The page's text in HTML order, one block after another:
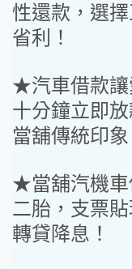
性還款，選
省利！
★汽車借款讓
十分鐘立即
當舖傳統印
★當舖汽機車
二胎，支票
轉貸降息！